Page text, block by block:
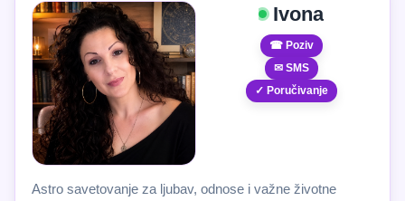
Ivona
☎ Poziv
✉ SMS
✓ Poručivanje
Astro savetovanje za ljubav, odnose i važne životne